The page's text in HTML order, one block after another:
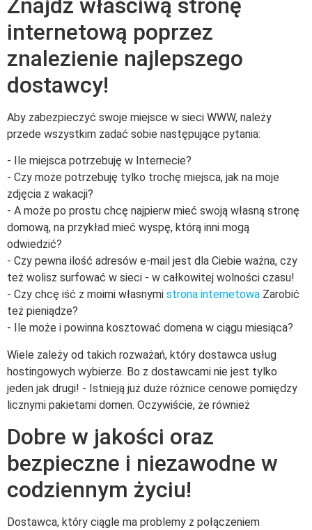
Znajdź właściwą stronę
internetową poprzez
znalezienie najlepszego
dostawcy!
Aby zabezpieczyć swoje miejsce w sieci WWW, należy
przede wszystkim zadać sobie następujące pytania:
- Ile miejsca potrzebuję w Internecie?
- Czy może potrzebuję tylko trochę miejsca, jak na moje
zdjęcia z wakacji?
- A może po prostu chcę najpierw mieć swoją własną stronę
domową, na przykład mieć wyspę, którą inni mogą
odwiedzić?
- Czy pewna ilość adresów e-mail jest dla Ciebie ważna, czy
też wolisz surfować w sieci - w całkowitej wolności czasu!
- Czy chcę iść z moimi własnymi strona internetowa Zarobić
też pieniądze?
- Ile może i powinna kosztować domena w ciągu miesiąca?
Wiele zależy od takich rozważań, który dostawca usług
hostingowych wybierze. Bo z dostawcami nie jest tylko
jeden jak drugi! - Istnieją już duże różnice cenowe pomiędzy
licznymi pakietami domen. Oczywiście, że również
Dobre w jakości oraz
bezpieczne i niezawodne w
codziennym życiu!
Dostawca, który ciągle ma problemy z połączeniem